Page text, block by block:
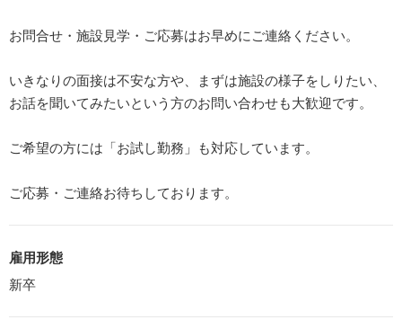
お問合せ・施設見学・ご応募はお早めにご連絡ください。
いきなりの面接は不安な方や、まずは施設の様子をしりたい、
お話を聞いてみたいという方のお問い合わせも大歓迎です。
ご希望の方には「お試し勤務」も対応しています。
ご応募・ご連絡お待ちしております。
雇用形態
新卒